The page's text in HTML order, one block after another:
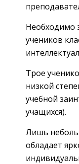
Необходимо
учеников
Трое
низкой
учебной
учащихся).
Лишь
обладает